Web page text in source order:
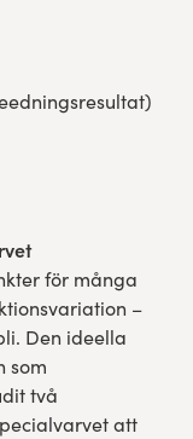
för många
–
Den ideella
som
två
att